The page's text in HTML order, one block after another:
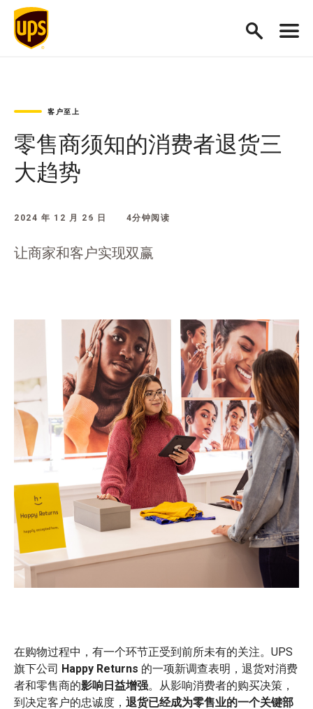
客户至上
零售商须知的消费者退货三
大趋势
2024 年 12 月 26 日 4分钟阅读
让商家和客户实现双赢
在购物过程中，有一个环节正受到前所未有的关注。UPS
旗下公司 Happy Returns 的一项新调查表明，退货对消费
者和零售商的影响日益增强。从影响消费者的购买决策，
到决定客户的忠诚度， 退货已经成为零售业的一个关键部